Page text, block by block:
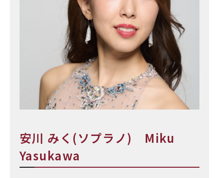
安川 みく(ソプラノ) Miku
Yasukawa